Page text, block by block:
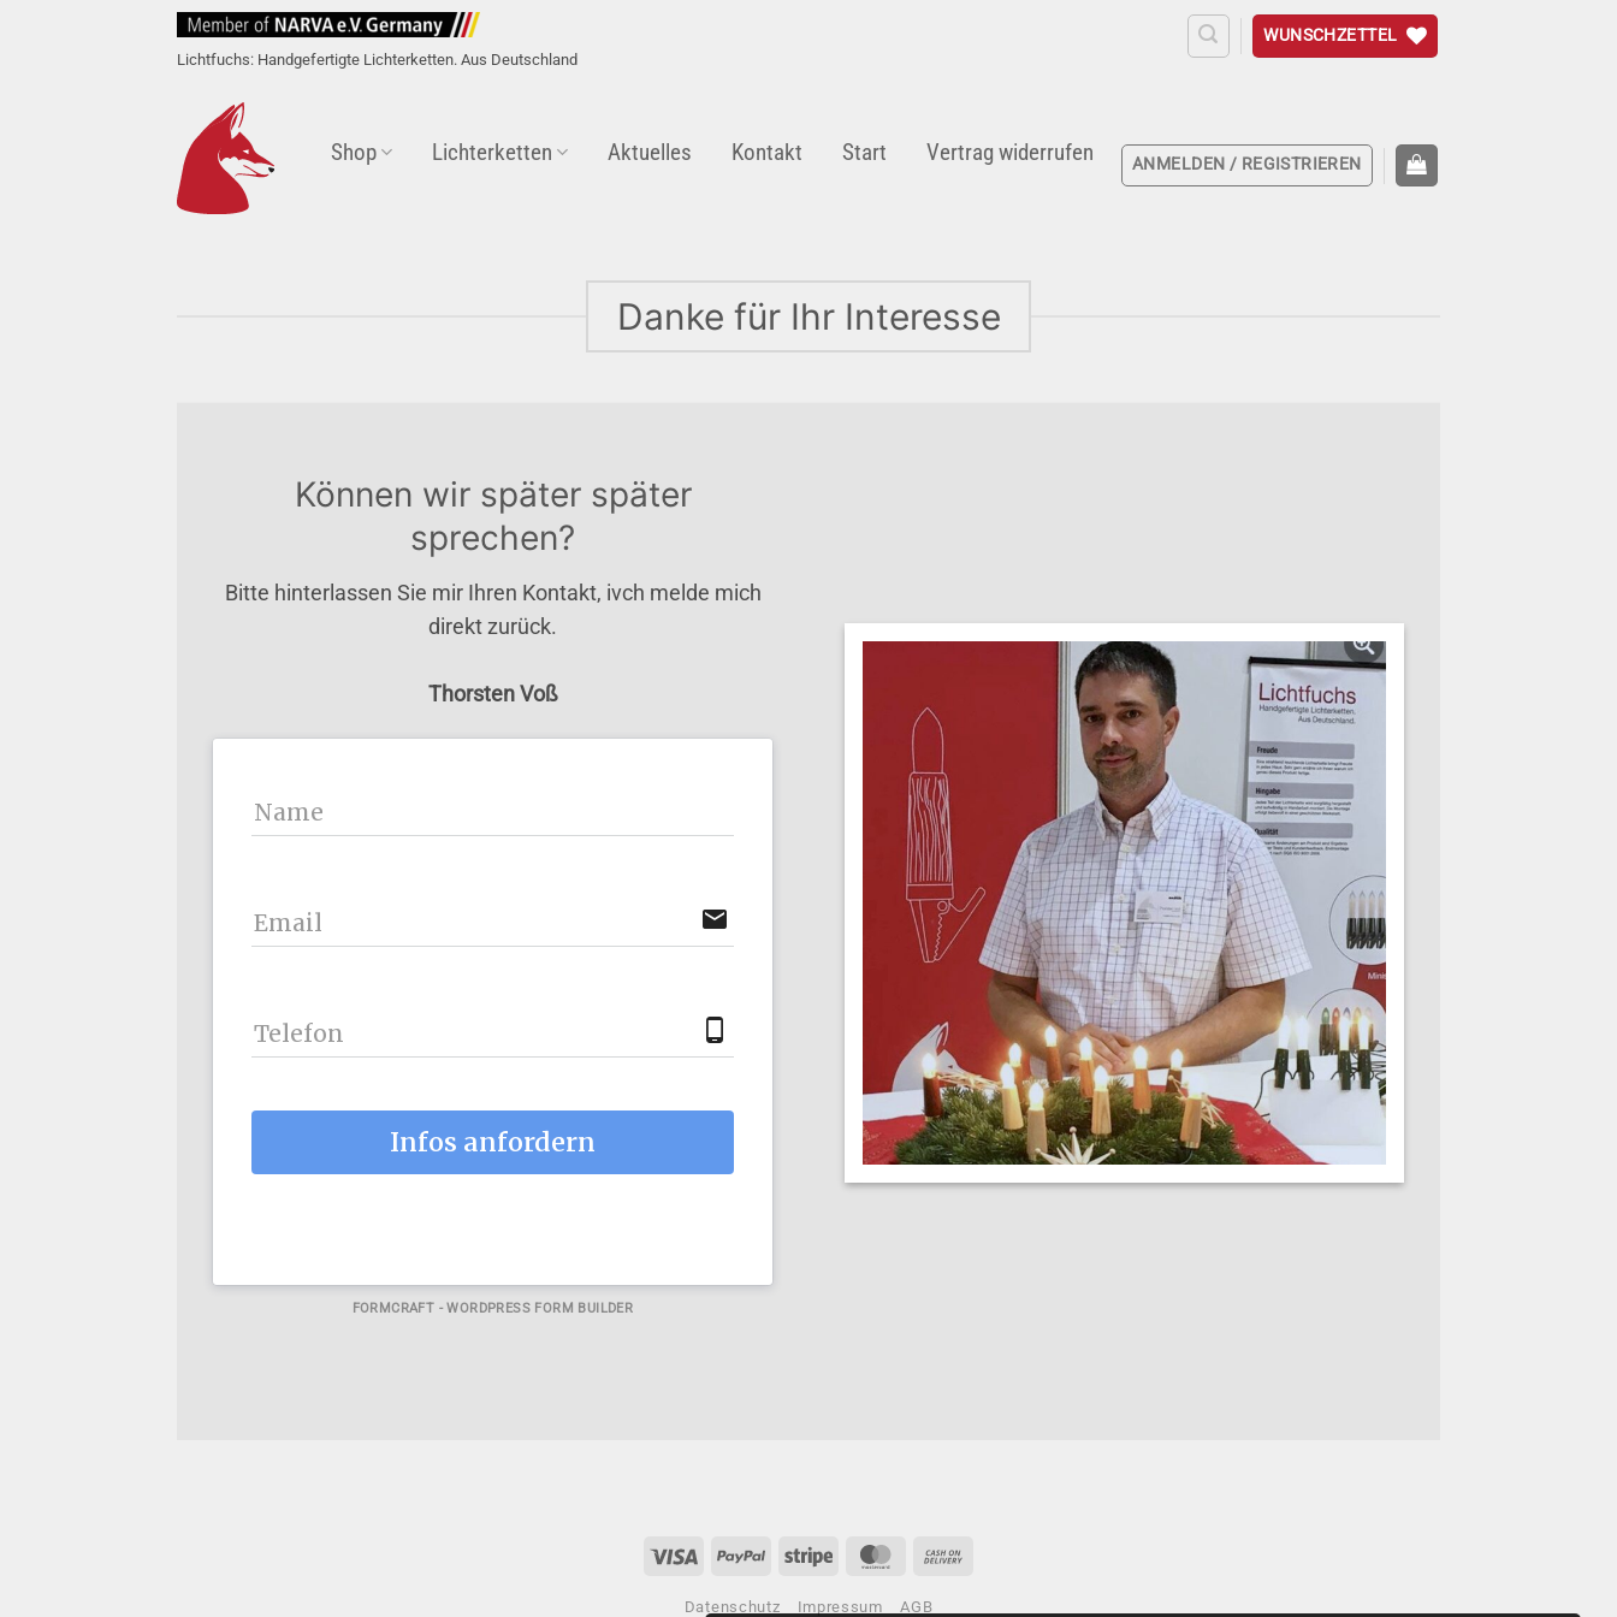
Lichtfuchs: Handgefertigte Lichterketten. Aus Deutschland
WUNSCHZETTEL
Shop Lichterketten Aktuelles Kontakt Start Vertrag widerrufen ANMELDEN / REGISTRIEREN
Danke für Ihr Interesse
Können wir später später
sprechen?
Bitte hinterlassen Sie mir Ihren Kontakt, ivch melde mich
direkt zurück.
Thorsten Voß
Name
Email email
Telefon phone_android
Infos anfordern
FORMCRAFT - WORDPRESS FORM BUILDER
Visa PayPal Stripe MasterCard
Datenschutz Impressum AGB